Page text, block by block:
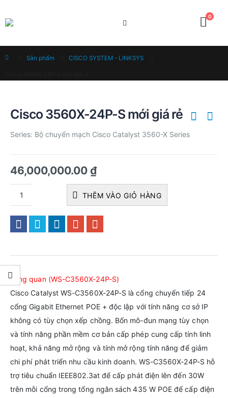
0
Home
Sản phẩm CISCO SYSTEM - LINKSYS
Cisco 3560X-24P-S mới giá rẻ
Series: Bộ chuyển mạch Cisco Catalyst 3560-X Series
46,000,000.00 ₫
THÊM VÀO GIỎ HÀNG
Tổng quan (WS-C3560X-24P-S)
Cisco Catalyst WS-C3560X-24P-S là cổng chuyển tiếp 24
cổng Gigabit Ethernet POE + độc lập với tính năng cơ sở IP
không có tùy chọn xếp chồng. Bốn mô-đun mạng tùy chọn
và tính năng phần mềm cơ bản cấp phép cung cấp tính linh
hoạt, khả năng mở rộng và tính mở rộng tính năng để giảm
chi phí phát triển nhu cầu kinh doanh. WS-C3560X-24P-S hỗ
trợ tiêu chuẩn IEEE802.3at để cấp phát điện lên đến 30W
trên mỗi cổng trong tổng ngân sách 435 W POE để cấp điện